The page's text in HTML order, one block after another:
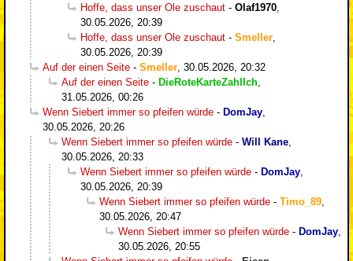
Hoffe, dass unser Ole zuschaut - Olaf1970
30.05.2026, 20:39
Hoffe, dass unser Ole zuschaut - Smeller
30.05.2026, 20:39
Auf der einen Seite - Smeller 30.05.2026, 20:32
Auf der einen Seite - DieRoteKarteZahlIch
31.05.2026, 00:26
Wenn Siebert immer so pfeifen würde - DomJay
30.05.2026, 20:26
Wenn Siebert immer so pfeifen würde - Will Kane
30.05.2026, 20:33
Wenn Siebert immer so pfeifen würde - DomJay
30.05.2026, 20:39
Wenn Siebert immer so pfeifen würde - Timo_89
30.05.2026, 20:47
Wenn Siebert immer so pfeifen würde - DomJay
30.05.2026, 20:55